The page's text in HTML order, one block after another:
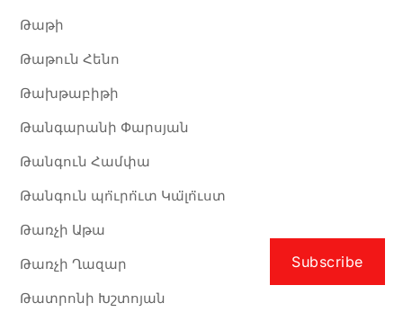
Թաթի
Թաթուն Հենո
Թախթաբիթի
Թանգարանի Փարսյան
Թանգուն Համփա
Թանգուն պո̈ւրո̈ւտ Կա̈լո̈ւստ
Թառչի Աթա
Թառչի Ղազար
Թատրոնի Խշտոյան
Subscribe